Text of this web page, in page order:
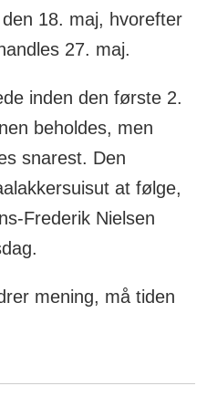
18. maj, hvorefter
27. maj.
inden den første 2.
beholdes, men
snarest. Den
at følge,
Frederik Nielsen
mening, må tiden